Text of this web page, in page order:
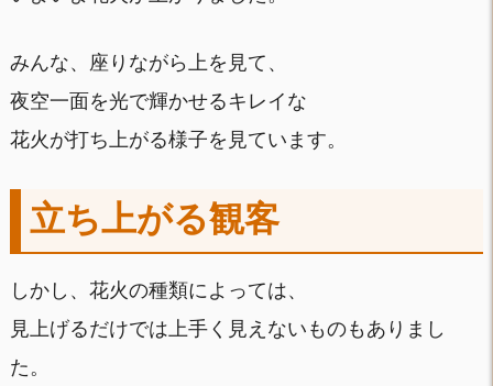
みんな、座りながら上を見て、
夜空一面を光で輝かせるキレイな
花火が打ち上がる様子を見ています。
立ち上がる観客
しかし、花火の種類によっては、
見上げるだけでは上手く見えないものもありまし
た。